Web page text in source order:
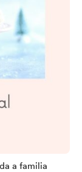
a familia